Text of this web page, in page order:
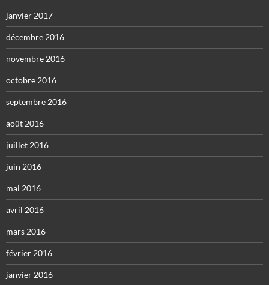
janvier 2017
décembre 2016
novembre 2016
octobre 2016
septembre 2016
août 2016
juillet 2016
juin 2016
mai 2016
avril 2016
mars 2016
février 2016
janvier 2016